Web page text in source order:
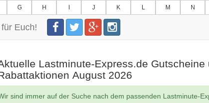
G H J K L M N
Euch!
Lastminute-Express.de Gutscheine
August 2026
sind immer auf der Suche nach dem passenden Lastminute-